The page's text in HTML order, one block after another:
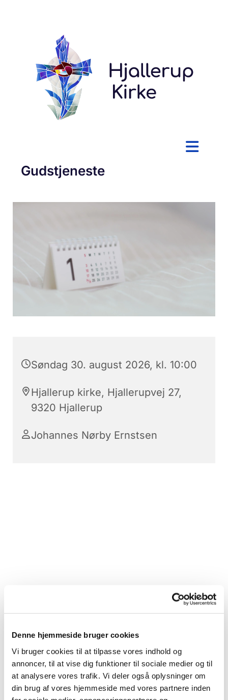
Denne hjemmeside bruger cookies
Vi bruger cookies til at tilpasse vores indhold og
annoncer, til at vise dig funktioner til sociale medier og til
at analysere vores trafik. Vi deler også oplysninger om
din brug af vores hjemmeside med vores partnere inden
Gudstjeneste
Søndag 30. august 2026, kl. 10:00
Hjallerup kirke, Hjallerupvej 27,
9320 Hjallerup
Johannes Nørby Ernstsen
Du vil måske også kunne